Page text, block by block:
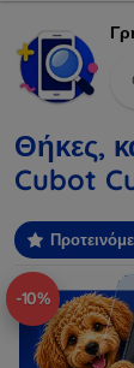
Θήκες,
Cubot
-10%